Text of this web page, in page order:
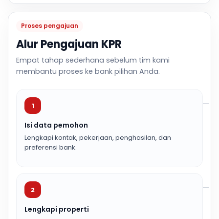
Proses pengajuan
Alur Pengajuan KPR
Empat tahap sederhana sebelum tim kami
membantu proses ke bank pilihan Anda.
1
Isi data pemohon
Lengkapi kontak, pekerjaan, penghasilan, dan
preferensi bank.
2
Lengkapi properti